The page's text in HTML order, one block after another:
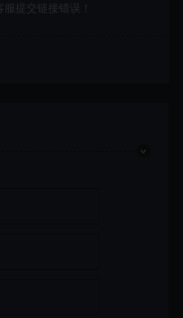
提交链接错误！